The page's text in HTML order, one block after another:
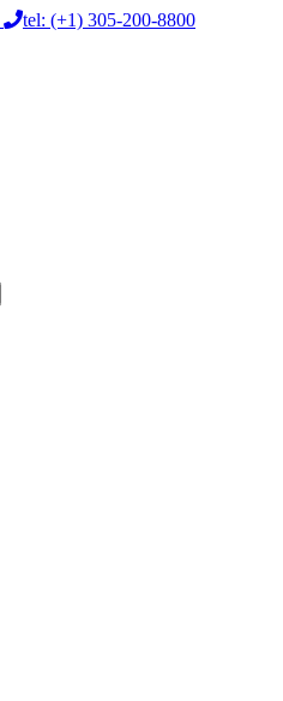
tel: (+1) 305-200-8800